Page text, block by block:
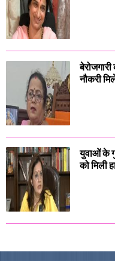
नौकरी
युवाओं के
को मिली